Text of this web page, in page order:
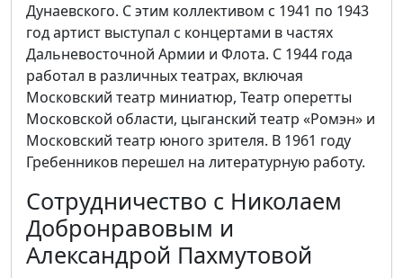
Дунаевского. С этим коллективом с 1941 по 1943
год артист выступал с концертами в частях
Дальневосточной Армии и Флота. С 1944 года
работал в различных театрах, включая
Московский театр миниатюр, Театр оперетты
Московской области, цыганский театр «Ромэн» и
Московский театр юного зрителя. В 1961 году
Гребенников перешел на литературную работу.
Сотрудничество с Николаем
Добронравовым и
Александрой Пахмутовой